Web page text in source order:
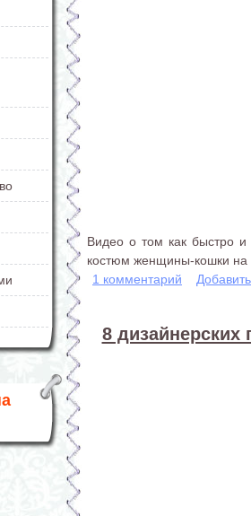
Видео о том как быстро и
костюм женщины-кошки на
1 комментарий
8